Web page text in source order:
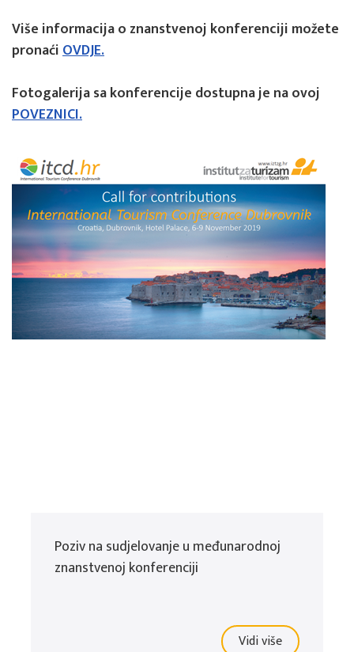
Više informacija o znanstvenoj konferenciji možete
pronaćiOVDJE.
Fotogalerija sa konferencije dostupna je na ovoj
POVEZNICI.
Poziv na sudjelovanje u međunarodnoj
znanstvenoj konferenciji
Vidi više